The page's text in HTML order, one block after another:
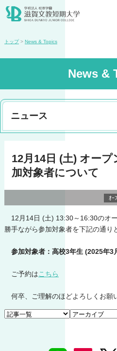
トップ > News & Topics
News &
ニュース
12月14日 (土) オー
加対象者について
ｵｰ
12月14日 (土) 13:30～16:30のオ
勝手ながら参加対象者を下記の通り
参加対象者：高校3年生 (2025年3
ご予約はこちら
何卒、ご理解のほどよろしくお願